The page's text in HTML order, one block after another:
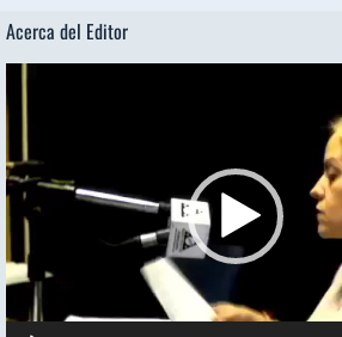
Acerca del Editor
de
vídeo